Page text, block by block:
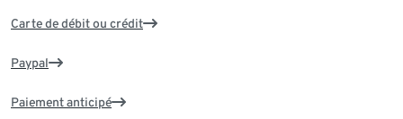
Carte de débit ou crédit
Paypal
Paiement anticipé